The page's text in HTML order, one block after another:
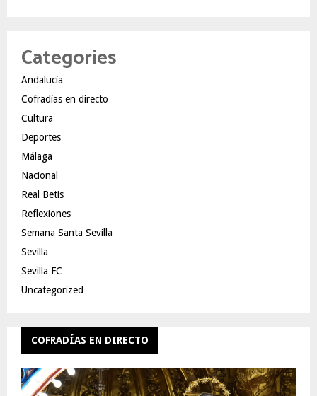
Categories
Andalucía
Cofradías en directo
Cultura
Deportes
Málaga
Nacional
Real Betis
Reflexiones
Semana Santa Sevilla
Sevilla
Sevilla FC
Uncategorized
COFRADÍAS EN DIRECTO